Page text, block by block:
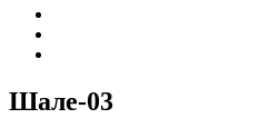
Шале-03